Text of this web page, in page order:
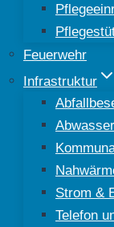
Feuerwehr
Infrastruktur
Strom &
Telefon